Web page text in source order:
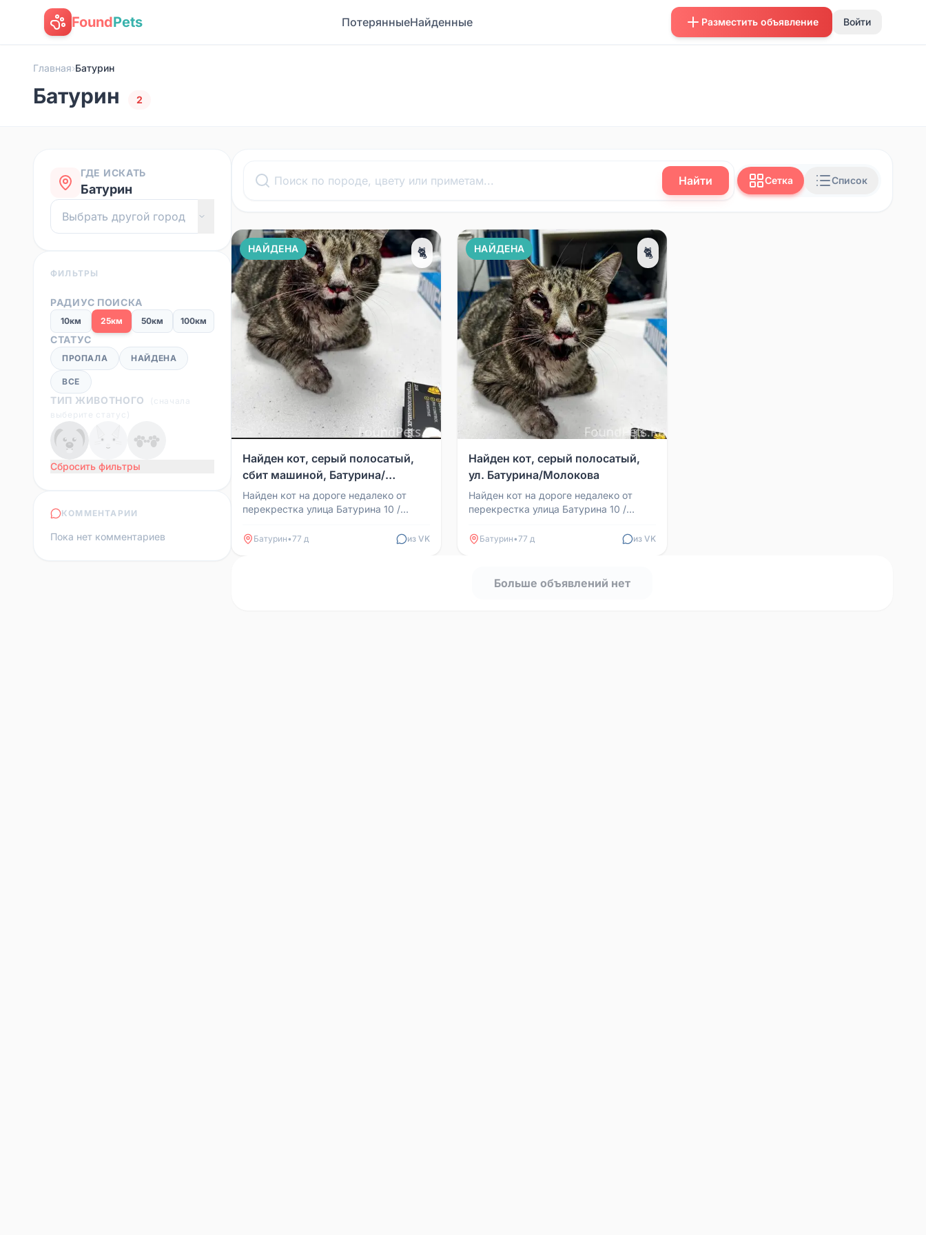
FoundPets ПотерянныеНайденные Разместить объявление Войти
Главная›Батурин
Батурин 2
ГДЕ ИСКАТЬ
Батурин
ФИЛЬТРЫ
РАДИУС ПОИСКА
10км 25км 50км 100км
СТАТУС
ПРОПАЛА НАЙДЕНА
ВСЕ
ТИП ЖИВОТНОГО
сначала
выберите статус )
Сбросить фильтры
КОММЕНТАРИИ
Пока нет комментариев
Найти Сетка Список
НАЙДЕНА 🐈
Найден кот, серый полосатый,
сбит машиной, Батурина/
Молокова
Найден кот на дороге недалеко от
перекрестка улица Батурина 10 /
машина. Отнесли в ветклин...
Батурин•77 д из VK
НАЙДЕНА 🐈
Найден кот, серый полосатый,
ул. Батурина/Молокова
Найден кот на дороге недалеко от
перекрестка улица Батурина 10 /
машина. Отнесли в ветклин...
Батурин•77 д из VK
Больше объявлений нет